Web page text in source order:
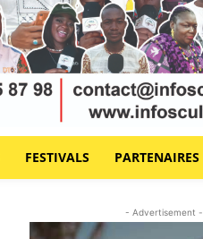
FESTIVALS PARTENAIRES
- Advertisement -